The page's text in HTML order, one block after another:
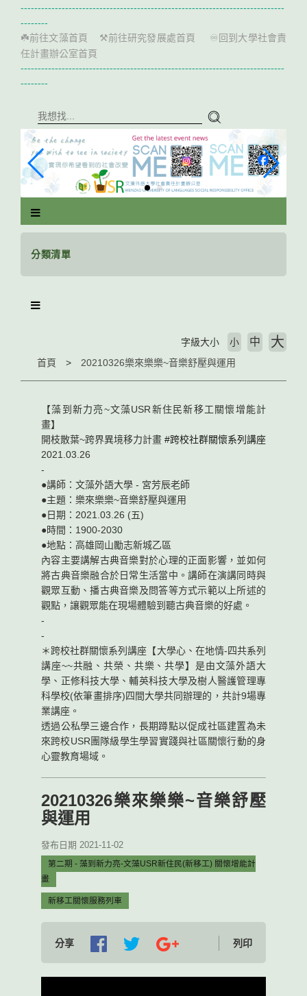
-----------------------------------------------------------------------------
--------
☘️前往文藻首頁 ⚒️前往研究發展處首頁 ♾️ 回到大學社會責
任計畫辦公室首頁
-----------------------------------------------------------------------------
--------
分類清單
首頁 20210326樂來樂樂~音樂舒壓與運用
字級大小 小 中 大
【藻到新力亮~文藻USR新住民新移工關懷增能計
畫】
開枝散葉~跨界異境移力計畫 #跨校社群關懷系列講座
2021.03.26
-
●講師：文藻外語大學 - 宮芳辰老師
●主題：樂來樂樂~音樂舒壓與運用
●日期：2021.03.26 (五)
●時間：1900-2030
●地點：高雄岡山勵志新城乙區
內容主要講解古典音樂對於心理的正面影響，並如何
將古典音樂融合於日常生活當中。講師在演講同時與
觀眾互動、播古典音樂及問答等方式示範以上所述的
觀點，讓觀眾能在現場體驗到聽古典音樂的好處。
-
-
＊跨校社群關懷系列講座【大學心、在地情-四共系列
講座~~共融、共榮、共樂、共學】是由文藻外語大
學、正修科技大學、輔英科技大學及樹人醫護管理專
科學校(依筆畫排序)四間大學共同辦理的，共計9場專
業講座。
透過公私學三邊合作，長期蹲點以促成社區建置為未
來跨校USR團隊級學生學習實踐與社區關懷行動的身
心靈教育場域。
20210326樂來樂樂~音樂舒壓
與運用
發布日期 2021-11-02
第二期 - 藻到新力亮-文藻USR新住民(新移工) 關懷增能計
畫
新移工關懷服務列車
分享 列印